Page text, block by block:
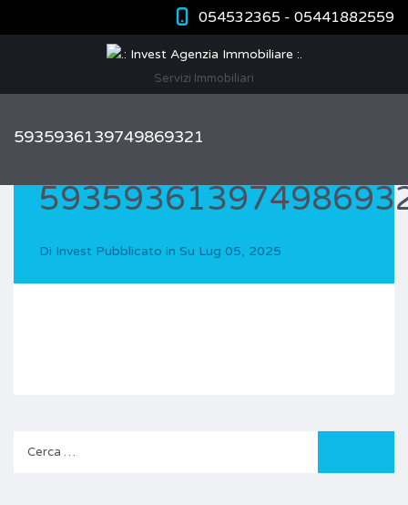
054532365 - 05441882559
Servizi Immobiliari
5935936139749869321
Di Invest Pubblicato in Su Lug 05, 2025